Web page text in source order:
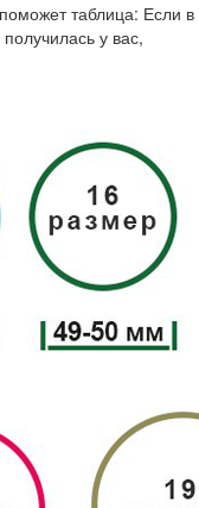
таблица: Если в
у вас,